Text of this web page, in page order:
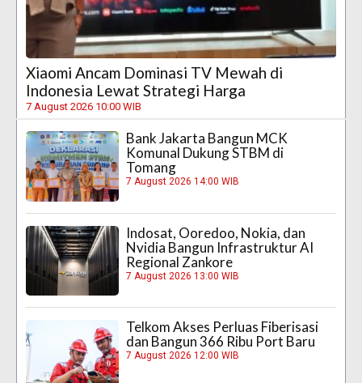
Xiaomi Ancam Dominasi TV Mewah di
Indonesia Lewat Strategi Harga
7 August 2026 10:00 WIB
Bank Jakarta Bangun MCK
Komunal Dukung STBM di
Tomang
7 August 2026 14:00 WIB
Indosat, Ooredoo, Nokia, dan
Nvidia Bangun Infrastruktur AI
Regional Zankore
7 August 2026 13:00 WIB
Telkom Akses Perluas Fiberisasi
dan Bangun 366 Ribu Port Baru
7 August 2026 12:00 WIB